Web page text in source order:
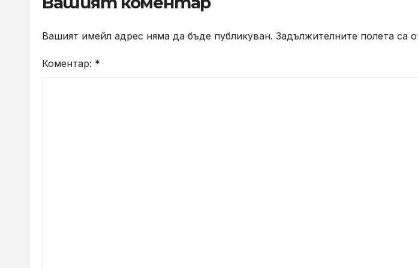
Вашият имейл адрес няма да бъде публикуван. Задължителните полета са
Коментар: *